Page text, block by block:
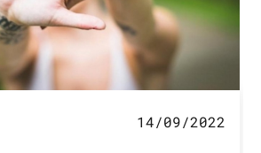
14/09/2022